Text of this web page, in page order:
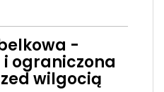
-
ograniczona
wilgocią